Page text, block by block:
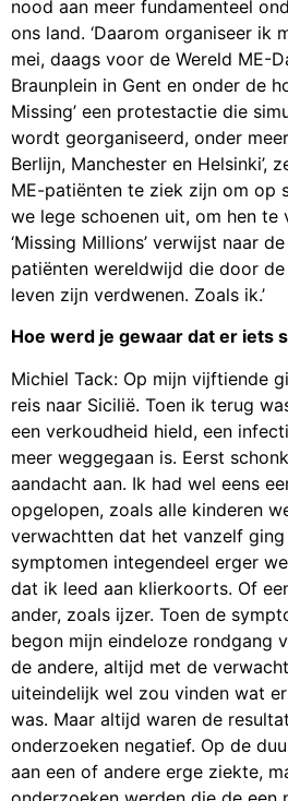
nood aan meer fundamenteel
ons land. ‘Daarom organiseer ik
mei, daags voor de Wereld ME-
Braunplein in Gent en onder de
Missing’ een protestactie die
wordt georganiseerd, onder
Berlijn, Manchester en Helsinki’,
ME-patiënten te ziek zijn om op
we lege schoenen uit, om hen te
‘Missing Millions’ verwijst naar
patiënten wereldwijd die door
leven zijn verdwenen. Zoals ik.’
Hoe werd je gewaar dat er iets
Michiel Tack: Op mijn vijftiende
reis naar Sicilië. Toen ik terug
een verkoudheid hield, een
meer weggegaan is. Eerst
aandacht aan. Ik had wel eens
opgelopen, zoals alle kinderen
verwachtten dat het vanzelf ging
symptomen integendeel erger
dat ik leed aan klierkoorts. Of
ander, zoals ijzer. Toen de
begon mijn eindeloze rondgang
de andere, altijd met de
uiteindelijk wel zou vinden wat
was. Maar altijd waren de
onderzoeken negatief. Op de
aan een of andere erge ziekte,